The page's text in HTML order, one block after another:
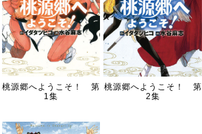
桃源郷へようこそ！ 第
1集
桃源郷へようこそ！ 第
2集